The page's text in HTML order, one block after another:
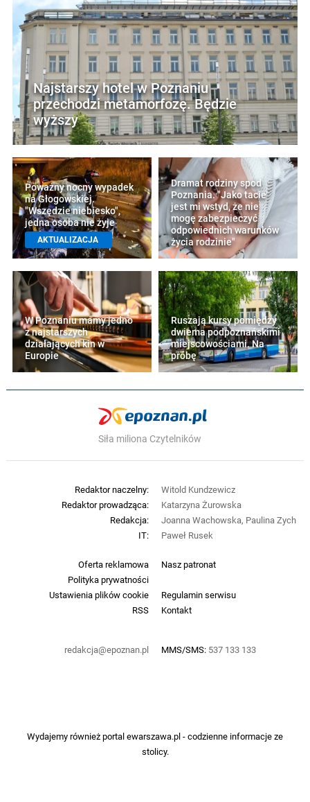
Najstarszy hotel w Poznaniu
przechodzi metamorfozę. Będzie
wyższy
Poważny nocny wypadek
na Głogowskiej.
"Wszędzie niebiesko",
jedna osoba nie żyje
AKTUALIZACJA
Dramat rodziny spod
Poznania. "Jako tacie
jest mi wstyd, że nie
mogę zabezpieczyć
odpowiednich warunków
życia rodzinie"
W Poznaniu mamy jedno
z najstarszych
działających kin w
Europie
Ruszają kursy pomiędzy
dwiema podpoznańskimi
miejscowościami. Na
próbę
Siła miliona Czytelników
Oferta reklamowa
Nasz patronat
Polityka prywatności
Ustawienia plików cookie
Regulamin serwisu
RSS
Kontakt
redakcja@epoznan.pl MMS/SMS: 537 133 133
Redaktor naczelny:
Witold Kundzewicz
Redaktor prowadząca:
Katarzyna Żurowska
Redakcja:
Joanna Wachowska, Paulina Zych
IT:
Paweł Rusek
Wydajemy również portalewarszawa.pl- codzienne informacje ze
stolicy.